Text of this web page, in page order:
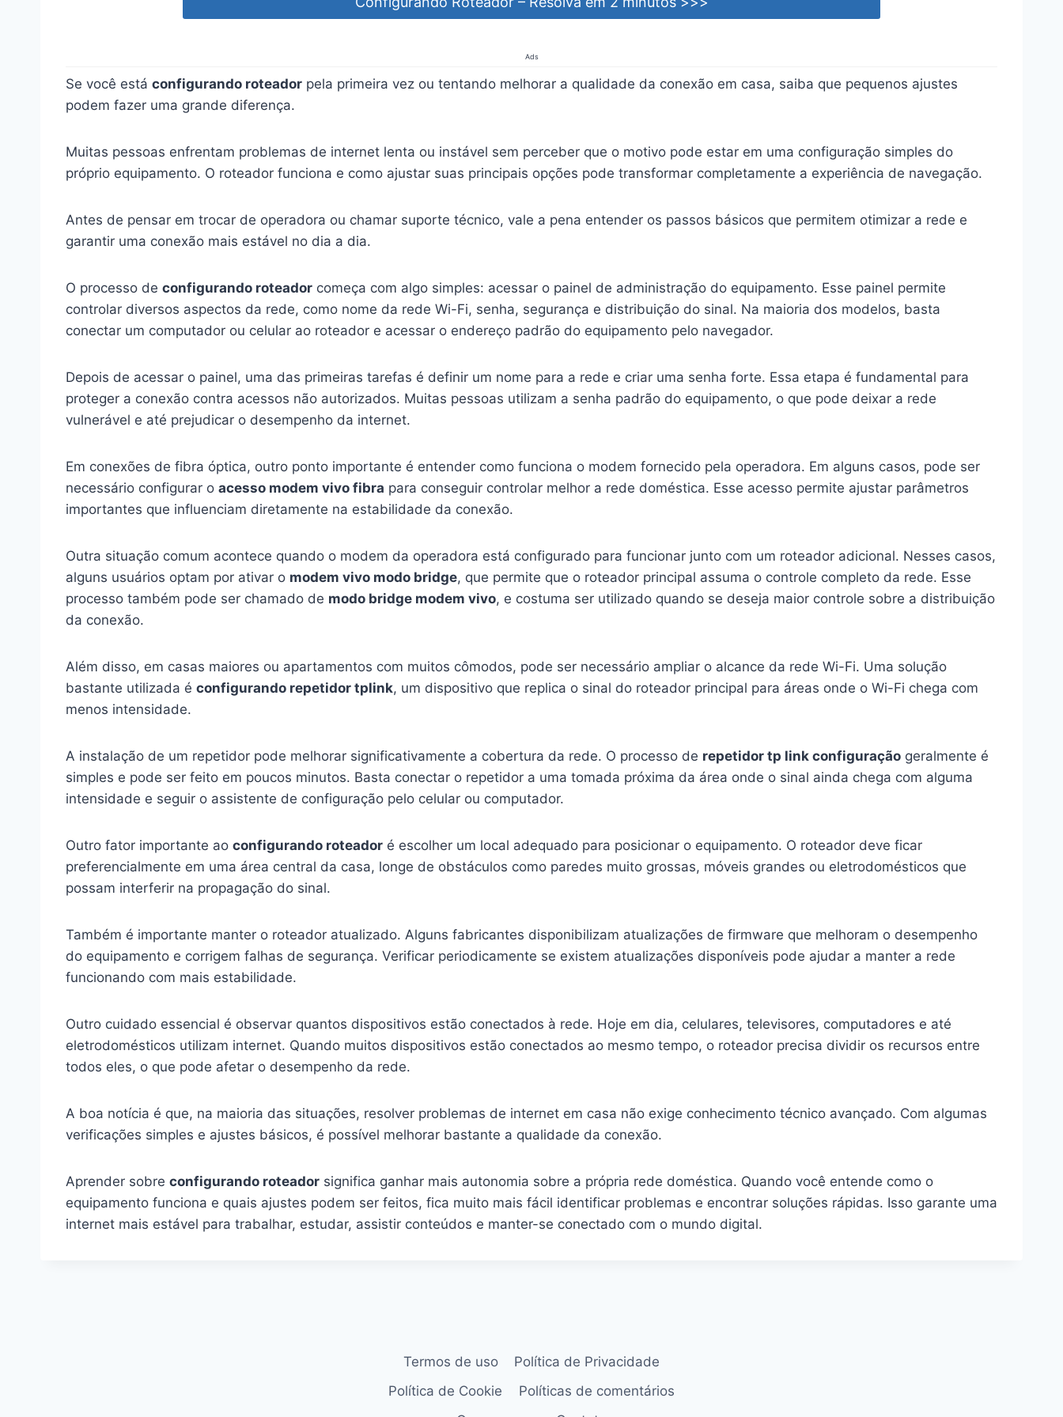
Ads
Se você está configurando roteador pela primeira vez ou tentando melhorar a qualidade da conexão em casa, saiba que pequenos ajustes
podem fazer uma grande diferença.
Muitas pessoas enfrentam problemas de internet lenta ou instável sem perceber que o motivo pode estar em uma configuração simples do
próprio equipamento. O roteador funciona e como ajustar suas principais opções pode transformar completamente a experiência de navegação.
Antes de pensar em trocar de operadora ou chamar suporte técnico, vale a pena entender os passos básicos que permitem otimizar a rede e
garantir uma conexão mais estável no dia a dia.
O processo de configurando roteador começa com algo simples: acessar o painel de administração do equipamento. Esse painel permite
controlar diversos aspectos da rede, como nome da rede Wi-Fi, senha, segurança e distribuição do sinal. Na maioria dos modelos, basta
conectar um computador ou celular ao roteador e acessar o endereço padrão do equipamento pelo navegador.
Depois de acessar o painel, uma das primeiras tarefas é definir um nome para a rede e criar uma senha forte. Essa etapa é fundamental para
proteger a conexão contra acessos não autorizados. Muitas pessoas utilizam a senha padrão do equipamento, o que pode deixar a rede
vulnerável e até prejudicar o desempenho da internet.
Em conexões de fibra óptica, outro ponto importante é entender como funciona o modem fornecido pela operadora. Em alguns casos, pode ser
necessário configurar o acesso modem vivo fibra para conseguir controlar melhor a rede doméstica. Esse acesso permite ajustar parâmetros
importantes que influenciam diretamente na estabilidade da conexão.
Outra situação comum acontece quando o modem da operadora está configurado para funcionar junto com um roteador adicional. Nesses casos,
alguns usuários optam por ativar o modem vivo modo bridge, que permite que o roteador principal assuma o controle completo da rede. Esse
processo também pode ser chamado de modo bridge modem vivo, e costuma ser utilizado quando se deseja maior controle sobre a distribuição
da conexão.
Além disso, em casas maiores ou apartamentos com muitos cômodos, pode ser necessário ampliar o alcance da rede Wi-Fi. Uma solução
bastante utilizada é configurando repetidor tplink, um dispositivo que replica o sinal do roteador principal para áreas onde o Wi-Fi chega com
menos intensidade.
A instalação de um repetidor pode melhorar significativamente a cobertura da rede. O processo de repetidor tp link configuração geralmente é
simples e pode ser feito em poucos minutos. Basta conectar o repetidor a uma tomada próxima da área onde o sinal ainda chega com alguma
intensidade e seguir o assistente de configuração pelo celular ou computador.
Outro fator importante ao configurando roteador é escolher um local adequado para posicionar o equipamento. O roteador deve ficar
preferencialmente em uma área central da casa, longe de obstáculos como paredes muito grossas, móveis grandes ou eletrodomésticos que
possam interferir na propagação do sinal.
Também é importante manter o roteador atualizado. Alguns fabricantes disponibilizam atualizações de firmware que melhoram o desempenho
do equipamento e corrigem falhas de segurança. Verificar periodicamente se existem atualizações disponíveis pode ajudar a manter a rede
funcionando com mais estabilidade.
Outro cuidado essencial é observar quantos dispositivos estão conectados à rede. Hoje em dia, celulares, televisores, computadores e até
eletrodomésticos utilizam internet. Quando muitos dispositivos estão conectados ao mesmo tempo, o roteador precisa dividir os recursos entre
todos eles, o que pode afetar o desempenho da rede.
A boa notícia é que, na maioria das situações, resolver problemas de internet em casa não exige conhecimento técnico avançado. Com algumas
verificações simples e ajustes básicos, é possível melhorar bastante a qualidade da conexão.
Aprender sobre configurando roteador significa ganhar mais autonomia sobre a própria rede doméstica. Quando você entende como o
equipamento funciona e quais ajustes podem ser feitos, fica muito mais fácil identificar problemas e encontrar soluções rápidas. Isso garante uma
internet mais estável para trabalhar, estudar, assistir conteúdos e manter-se conectado com o mundo digital.
Termos de uso
Política de Privacidade
Política de Cookie
Políticas de comentários